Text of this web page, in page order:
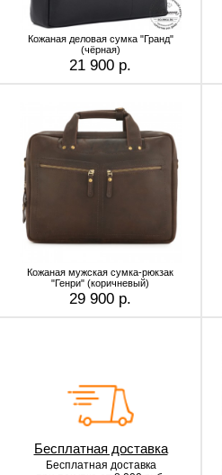
Кожаная деловая сумка "Гранд"
(чёрная)
21 900 р.
Кожаная мужская сумка-рюкзак
"Генри" (коричневый)
29 900 р.
Бесплатная доставка
Бесплатная доставка